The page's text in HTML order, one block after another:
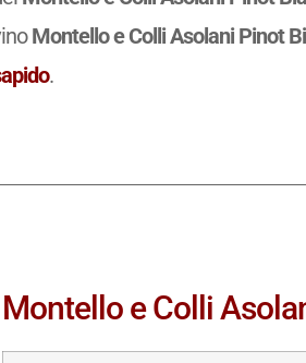
Montello e Colli Asolani Pinot
.
Montello e Colli